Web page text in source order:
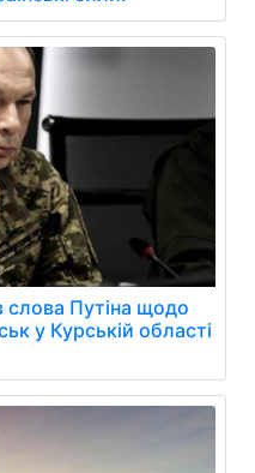
Путіна щодо
у Курській області